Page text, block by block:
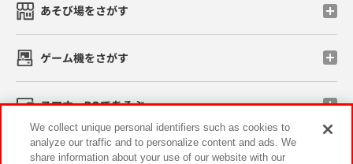
あそび場をさがす
ゲーム機をさがす
スマホ・PCであそぶ
イベント・キャンペーン
We collect unique personal identifiers such as cookies to
analyze our traffic and to personalize content and ads. We
share information about your use of our website with our